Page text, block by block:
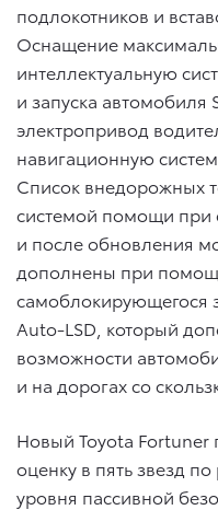
подлокотников и
Оснащение
интеллектуальную
и запуска автомобиля
электропривод
навигационную
Список внедорожных
системой помощи при
и после обновления
дополнены при
Auto-LSD, который
возможности
и на дорогах со
Новый Toyota
оценку в пять звезд
уровня пассивной